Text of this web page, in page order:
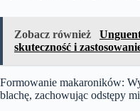
Zobacz również
skuteczność i
Formowanie makaroników:
blachę, zachowując odstępy